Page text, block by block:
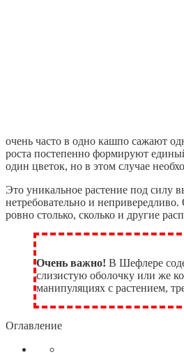
очень часто в одно кашпо сажают
роста постепенно формируют
один цветок, но в этом случае
Это уникальное растение под силу
нетребовательно и
ровно столько, сколько и другие
Очень важно! В Шефлере
слизистую оболочку или же
манипуляциях с растением,
Оглавление